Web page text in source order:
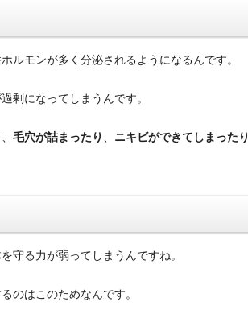
ルモンが多く分泌されるようになるんです。
剰になってしまうんです。
毛穴が詰まったり ニキビができてしまったり
守る力が弱ってしまうんですね。
のはこのためなんです。